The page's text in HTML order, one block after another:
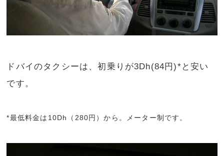
ドバイのタクシーは、初乗りが3Dh(84円)*と安い
です。
*最低料金は10Dh（280円）から。メーター制です。